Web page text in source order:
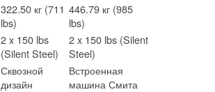
322.50 кг (711
lbs)
446.79 кг (985
lbs)
2 x 150 lbs
(Silent Steel)
2 x 150 lbs (Silent
Steel)
Сквозной
дизайн
Встроенная
машина Смита